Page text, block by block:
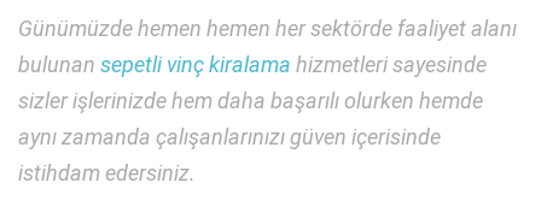
Günümüzde hemen hemen her sektörde faaliyet alanı
bulunan sepetli vinç kiralama hizmetleri sayesinde
sizler işlerinizde hem daha başarılı olurken hemde
aynı zamanda çalışanlarınızı güven içerisinde
istihdam edersiniz.